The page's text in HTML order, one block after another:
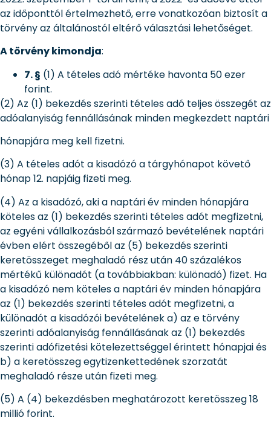
az időponttól értelmezhető, erre vonatkozóan biztosít a
törvény az általánostól eltérő választási lehetőséget.
A törvény kimondja:
7. § (1) A tételes adó mértéke havonta 50 ezer
forint.
(2) Az (1) bekezdés szerinti tételes adó teljes összegét az
adóalanyiság fennállásának minden megkezdett naptári
hónapjára meg kell fizetni.
(3) A tételes adót a kisadózó a tárgyhónapot követő
hónap 12. napjáig fizeti meg.
(4) Az a kisadózó, aki a naptári év minden hónapjára
köteles az (1) bekezdés szerinti tételes adót megfizetni,
az egyéni vállalkozásból származó bevételének naptári
évben elért összegéből az (5) bekezdés szerinti
keretösszeget meghaladó rész után 40 százalékos
mértékű különadót (a továbbiakban: különadó) fizet. Ha
a kisadózó nem köteles a naptári év minden hónapjára
az (1) bekezdés szerinti tételes adót megfizetni, a
különadót a kisadózói bevételének a) az e törvény
szerinti adóalanyiság fennállásának az (1) bekezdés
szerinti adófizetési kötelezettséggel érintett hónapjai és
b) a keretösszeg egytizenkettedének szorzatát
meghaladó része után fizeti meg.
(5) A (4) bekezdésben meghatározott keretösszeg 18
millió forint.